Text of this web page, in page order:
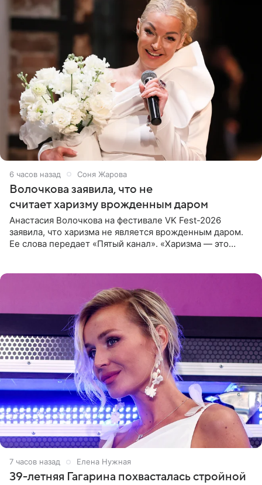
6 часов назад Соня Жарова
Волочкова заявила, что не
считает харизму врожденным даром
Анастасия Волочкова на фестивале VK Fest-2026
заявила, что харизма не является врожденным даром.
Ее слова передает «Пятый канал». «Харизма — это
7 часов назад Елена Нужная
39-летняя Гагарина похвасталась стройной